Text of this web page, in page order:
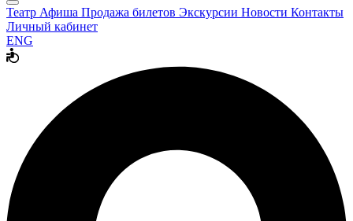
Театр Афиша Продажа билетов Экскурсии Новости Контакты
Личный кабинет
ENG